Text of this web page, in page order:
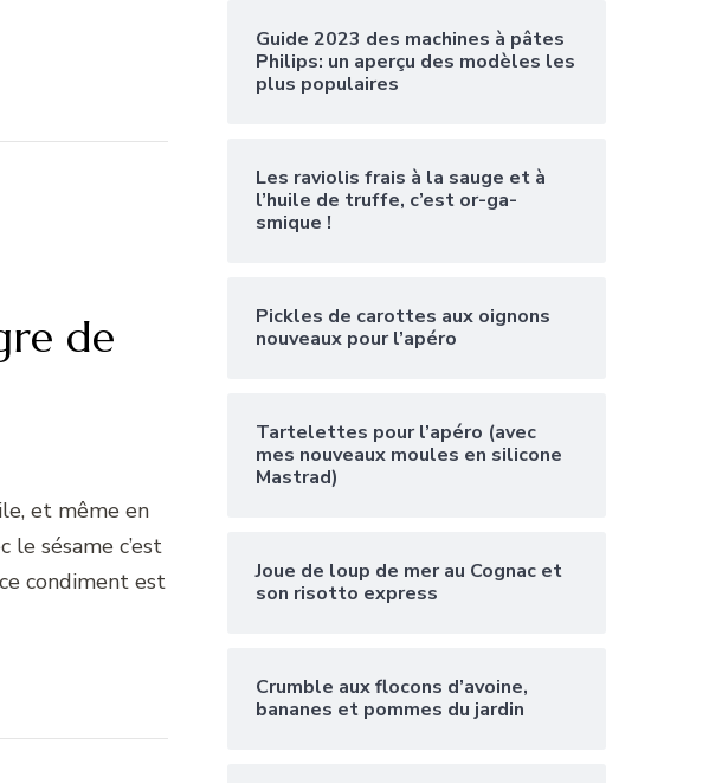
de
et même en
sésame c’est
condiment est
Guide 2023 des machines à pâtes
Philips: un aperçu des modèles les
plus populaires
Les raviolis frais à la sauge et à
l’huile de truffe, c’est or-ga-
smique !
Pickles de carottes aux oignons
nouveaux pour l’apéro
Tartelettes pour l’apéro (avec
mes nouveaux moules en silicone
Mastrad)
Joue de loup de mer au Cognac et
son risotto express
Crumble aux flocons d’avoine,
bananes et pommes du jardin